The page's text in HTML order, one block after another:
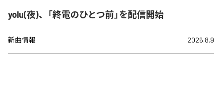
yolu(夜)、「終電のひとつ前」を配信開始
新曲情報 2026.8.9